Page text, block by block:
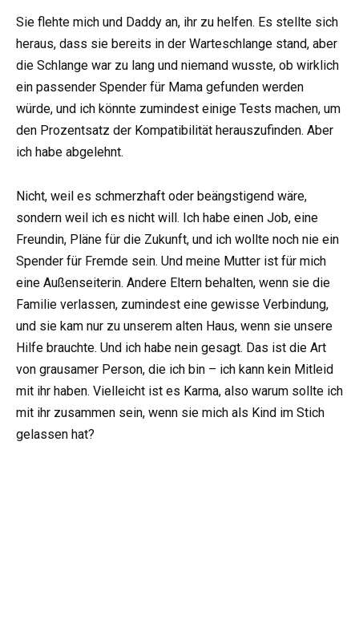
Sie flehte mich und Daddy an, ihr zu helfen. Es stellte sich
heraus, dass sie bereits in der Warteschlange stand, aber
die Schlange war zu lang und niemand wusste, ob wirklich
ein passender Spender für Mama gefunden werden
würde, und ich könnte zumindest einige Tests machen, um
den Prozentsatz der Kompatibilität herauszufinden. Aber
ich habe abgelehnt.
Nicht, weil es schmerzhaft oder beängstigend wäre,
sondern weil ich es nicht will. Ich habe einen Job, eine
Freundin, Pläne für die Zukunft, und ich wollte noch nie ein
Spender für Fremde sein. Und meine Mutter ist für mich
eine Außenseiterin. Andere Eltern behalten, wenn sie die
Familie verlassen, zumindest eine gewisse Verbindung,
und sie kam nur zu unserem alten Haus, wenn sie unsere
Hilfe brauchte. Und ich habe nein gesagt. Das ist die Art
von grausamer Person, die ich bin – ich kann kein Mitleid
mit ihr haben. Vielleicht ist es Karma, also warum sollte ich
mit ihr zusammen sein, wenn sie mich als Kind im Stich
gelassen hat?